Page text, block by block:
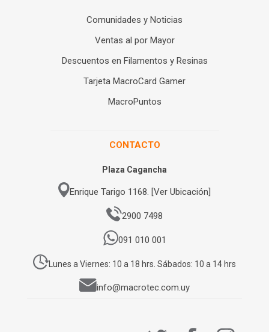
Comunidades y Noticias
Ventas al por Mayor
Descuentos en Filamentos y Resinas
Tarjeta MacroCard Gamer
MacroPuntos
CONTACTO
Plaza Cagancha
Enrique Tarigo 1168. [Ver Ubicación]
2900 7498
091 010 001
Lunes a Viernes: 10 a 18 hrs. Sábados: 10 a 14 hrs
info@macrotec.com.uy